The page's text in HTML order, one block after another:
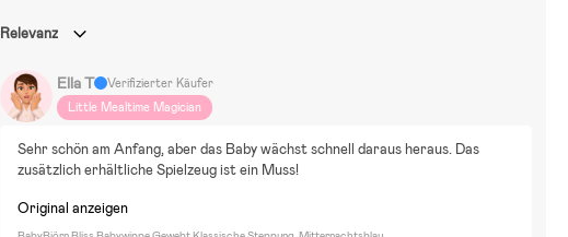
Relevanz
Ella T
Verifizierter Käufer
Little Mealtime Magician
Sehr schön am Anfang, aber das Baby wächst schnell daraus heraus. Das
zusätzlich erhältliche Spielzeug ist ein Muss!
Original anzeigen